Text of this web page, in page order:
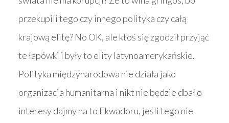
przekupili tego czy innego polityka czy całą
krajową elitę? No OK, ale ktoś się zgodził przyjąć
te łapówki i były to elity latynoamerykańskie.
Polityka międzynarodowa nie działa jako
organizacja humanitarna i nikt nie będzie dbał o
interesy dajmy na to Ekwadoru, jeśli tego nie